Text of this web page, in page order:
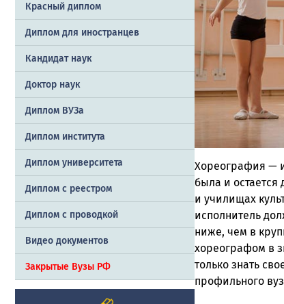
Красный диплом
Диплом для иностранцев
Кандидат наук
Доктор наук
Диплом ВУЗа
Диплом института
Диплом университета
Диплом с реестром
Диплом с проводкой
Видео документов
Закрытые Вузы РФ
Хореография —
была и остается
и училищах
исполнитель
ниже, чем в
хореографом в
только знать
профильного